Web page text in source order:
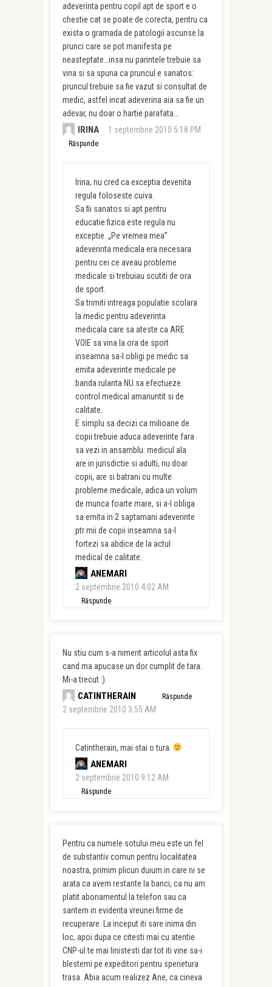
adeverinta pentru copil apt de sport e o
chestie cat se poate de corecta, pentru ca
exista o gramada de patologii ascunse la
prunci care se pot manifesta pe
neasteptate…insa nu parintele trebuie sa
vina si sa spuna ca pruncul e sanatos:
pruncul trebuie sa fie vazut si consultat de
medic, astfel incat adeverina aia sa fie un
adevar, nu doar o hartie parafata…
IRINA 1 septembrie 2010 5:18 PM
Răspunde
Irina, nu cred ca exceptia devenita
regula foloseste cuiva.
Sa fii sanatos si apt pentru
educatie fizica este regula nu
exceptie. „Pe vremea mea”
adeverinta medicala era necesara
pentru cei ce aveau probleme
medicale si trebuiau scutiti de ora
de sport.
Sa trimiti intreaga populatie scolara
la medic pentru adeverinta
medicala care sa ateste ca ARE
VOIE sa vina la ora de sport
inseamna sa-l obligi pe medic sa
emita adeverinte medicale pe
banda rulanta NU sa efectueze
control medical amanuntit si de
calitate.
E simplu sa decizi ca milioane de
copii trebuie aduca adeverinte fara
sa vezi in ansamblu: medicul ala
are in jurisdictie si adulti, nu doar
copii, are si batrani cu multe
probleme medicale, adica un volum
de munca foarte mare, si a-l obliga
sa emita in 2 saptamani adeverinte
ptr mii de copii inseamna sa-l
fortezi sa abdice de la actul
medical de calitate.
ANEMARI
2 septembrie 2010 4:02 AM
Răspunde
Nu stiu cum s-a nimerit articolul asta fix
cand ma apucase un dor cumplit de tara.
Mi-a trecut :).
CATINTHERAIN
2 septembrie 2010 3:55 AM
Răspunde
Catintherain, mai stai o tura.
ANEMARI
2 septembrie 2010 9:12 AM
Răspunde
Pentru ca numele sotului meu este un fel
de substantiv comun pentru localitatea
noastra, primim plicuri duium in care ni se
arata ca avem restante la banci, ca nu am
platit abonamentul la telefon sau ca
santem in evidenta vreunei firme de
recuperare. La inceput iti sare inima din
loc, apoi dupa ce citesti mai cu atentie
CNP-ul te mai linistesti dar tot iti vine sa-i
blestemi pe expeditori pentru sperietura
trasa. Abia acum realizez Ane, ca cineva